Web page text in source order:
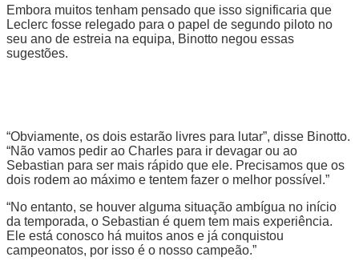
Embora muitos tenham pensado que isso significaria que
Leclerc fosse relegado para o papel de segundo piloto no
seu ano de estreia na equipa, Binotto negou essas
sugestões.
“Obviamente, os dois estarão livres para lutar”, disse Binotto.
“Não vamos pedir ao Charles para ir devagar ou ao
Sebastian para ser mais rápido que ele. Precisamos que os
dois rodem ao máximo e tentem fazer o melhor possível.”
“No entanto, se houver alguma situação ambígua no início
da temporada, o Sebastian é quem tem mais experiência.
Ele está conosco há muitos anos e já conquistou
campeonatos, por isso é o nosso campeão.”